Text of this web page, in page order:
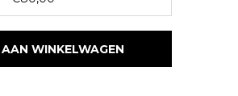
WINKELWAGEN